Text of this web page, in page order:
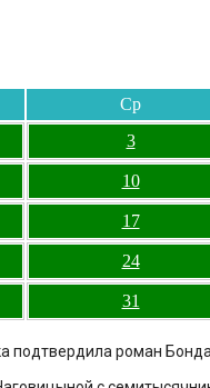
Ср
3
10
17
24
31
подтвердила роман